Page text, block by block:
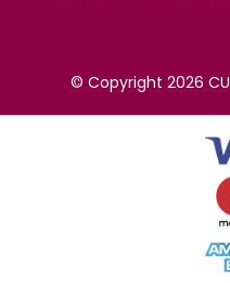
© Copyright 2026